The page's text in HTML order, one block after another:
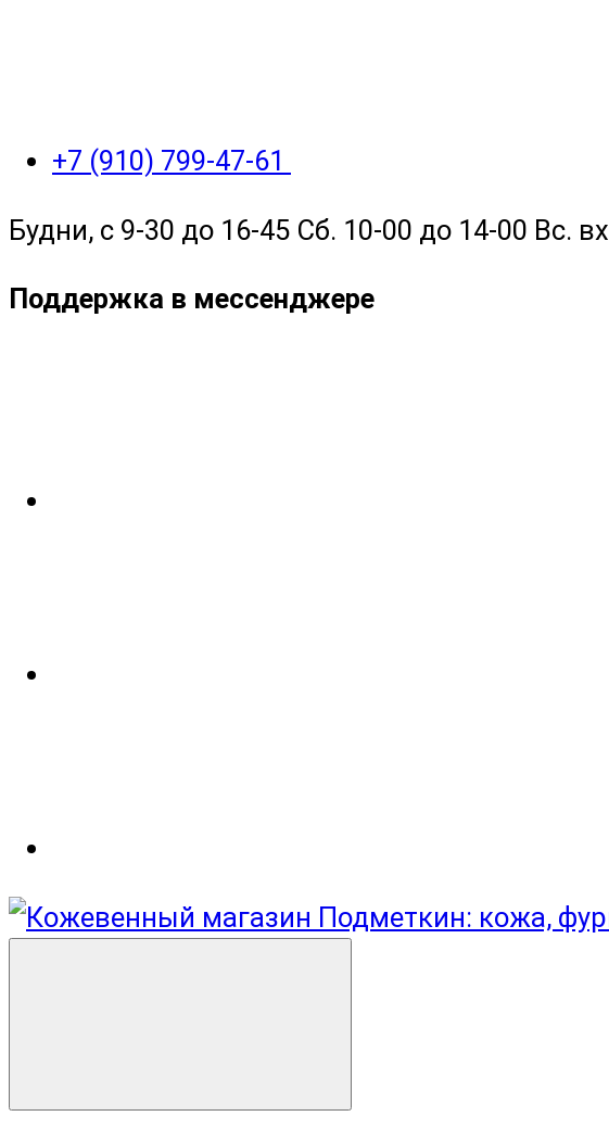
+7 (910) 799-47-61
Будни, с 9-30 до 16-45 Сб. 10-00 до 14-00 Вс. вх
Поддержка в мессенджере